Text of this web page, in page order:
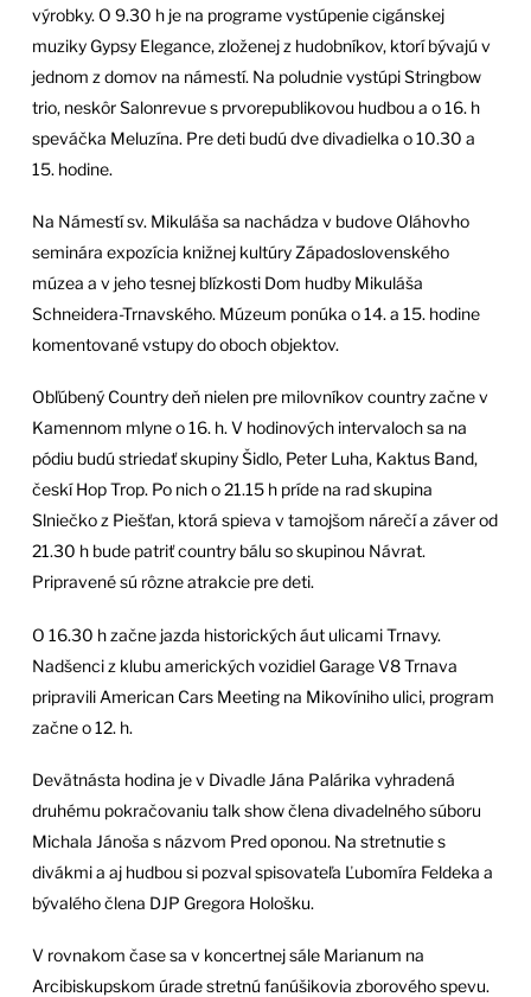
výrobky. O 9.30 h je na programe vystúpenie cigánskej
muziky Gypsy Elegance, zloženej z hudobníkov, ktorí bývajú v
jednom z domov na námestí. Na poludnie vystúpi Stringbow
trio, neskôr Salonrevue s prvorepublikovou hudbou a o 16. h
speváčka Meluzína. Pre deti budú dve divadielka o 10.30 a
15. hodine.
Na Námestí sv. Mikuláša sa nachádza v budove Oláhovho
seminára expozícia knižnej kultúry Západoslovenského
múzea a v jeho tesnej blízkosti Dom hudby Mikuláša
Schneidera-Trnavského. Múzeum ponúka o 14. a 15. hodine
komentované vstupy do oboch objektov.
Obľúbený Country deň nielen pre milovníkov country začne v
Kamennom mlyne o 16. h. V hodinových intervaloch sa na
pódiu budú striedať skupiny Šidlo, Peter Luha, Kaktus Band,
českí Hop Trop. Po nich o 21.15 h príde na rad skupina
Slniečko z Piešťan, ktorá spieva v tamojšom nárečí a záver od
21.30 h bude patriť country bálu so skupinou Návrat.
Pripravené sú rôzne atrakcie pre deti.
O 16.30 h začne jazda historických áut ulicami Trnavy.
Nadšenci z klubu amerických vozidiel Garage V8 Trnava
pripravili American Cars Meeting na Mikovíniho ulici, program
začne o 12. h.
Devätnásta hodina je v Divadle Jána Palárika vyhradená
druhému pokračovaniu talk show člena divadelného súboru
Michala Jánoša s názvom Pred oponou. Na stretnutie s
divákmi a aj hudbou si pozval spisovateľa Ľubomíra Feldeka a
bývalého člena DJP Gregora Hološku.
V rovnakom čase sa v koncertnej sále Marianum na
Arcibiskupskom úrade stretnú fanúšikovia zborového spevu.